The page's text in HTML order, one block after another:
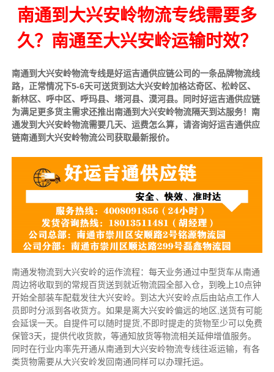
南通到大兴安岭物流专线需要多
久？南通至大兴安岭运输时效？
南通到大兴安岭物流专线是好运吉通供应链公司的一条品牌物流线
路，正常情况下5-6天可送货到达大兴安岭加格达奇区、松岭区、
新林区、呼中区、呼玛县、塔河县、漠河县。同时好运吉通供应链
为满足更多货主需求还推出南通到大兴安岭物流隔天到达服务！南
通发到大兴安岭物流需要几天、运费怎么算，请咨询好运吉通供应
链南通到大兴安岭物流公司获取最新报价。
南通发物流到大兴安岭的运作流程：每天业务通过中型货车从南通
周边将收取到的常规百货送到就近物流园全部入仓，到晚上10点钟
开始全部装车配载发往大兴安岭。到达大兴安岭点后由站点工作人
员即时分派到各收货方。如果是离大兴安岭偏远的地区,送货有可能
会延误一天。自提件可以随时提货,不即时提走的货物至少可以免费
保管3天，提供代收货款，等通知放货等物流相关延伸增值服务。
同时在行业内率先开通从南通到大兴安岭物流专线往返运输，有各
类货物需要从大兴安岭发回南通同样可以办理托运。